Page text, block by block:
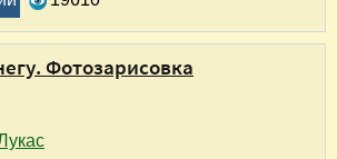
Фотозарисовка